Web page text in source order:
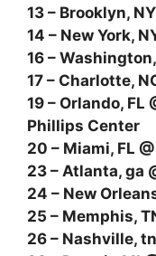
13 – Brooklyn,
14 – New York,
16 –
17 – Charlotte,
19 – Orlando, FL
Phillips Center
20 – Miami, FL
23 – Atlanta, ga
24 – New
25 – Memphis,
26 – Nashville,